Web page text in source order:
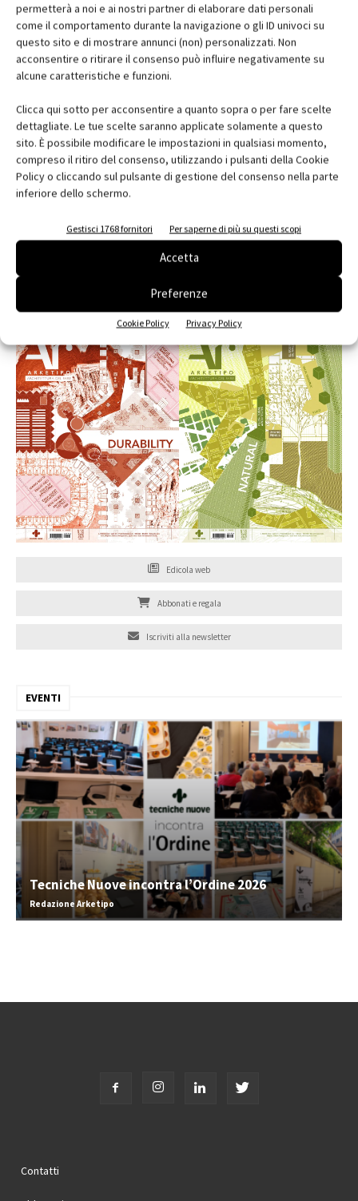
permetterà a noi e ai nostri partner di elaborare dati personali
come il comportamento durante la navigazione o gli ID univoci su
questo sito e di mostrare annunci (non) personalizzati. Non
acconsentire o ritirare il consenso può influire negativamente su
alcune caratteristiche e funzioni.
Clicca qui sotto per acconsentire a quanto sopra o per fare scelte
dettagliate. Le tue scelte saranno applicate solamente a questo
sito. È possibile modificare le impostazioni in qualsiasi momento,
compreso il ritiro del consenso, utilizzando i pulsanti della Cookie
Policy o cliccando sul pulsante di gestione del consenso nella parte
inferiore dello schermo.
Gestisci 1768 fornitori Per saperne di più su questi scopi
Accetta
Preferenze
Cookie Policy Privacy Policy
Edicola web
Abbonati e regala
Iscriviti alla newsletter
EVENTI
Tecniche Nuove incontra l’Ordine 2026
Redazione Arketipo
Contatti